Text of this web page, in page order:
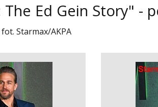
Ed Gein Story" -
Starmax/AKPA